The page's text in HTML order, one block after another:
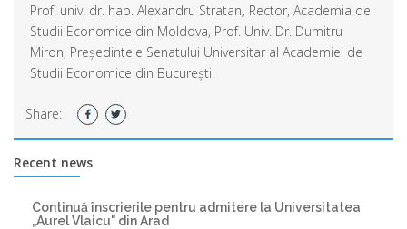
Prof. univ. dr. hab. Alexandru Stratan, Rector, Academia de
Studii Economice din Moldova, Prof. Univ. Dr. Dumitru
Miron, Președintele Senatului Universitar al Academiei de
Studii Economice din București.
Share:
Recent news
Continuă înscrierile pentru admitere la Universitatea
„Aurel Vlaicu" din Arad